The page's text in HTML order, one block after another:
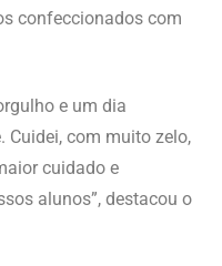
confeccionados com
e um dia
Cuidei, com muito zelo,
cuidado e
alunos”, destacou o